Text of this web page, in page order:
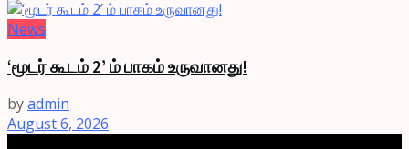
News
‘மூடர் கூடம் 2’ ம் பாகம் உருவானது!
byadmin
August 6, 2026